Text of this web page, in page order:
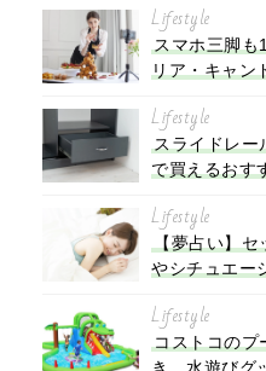
Lifestyle
スマホ三脚も
リア・キャン
Lifestyle
スライドレー
で買えるおす
Lifestyle
【夢占い】セ
やシチュエー
Lifestyle
コストコのプ